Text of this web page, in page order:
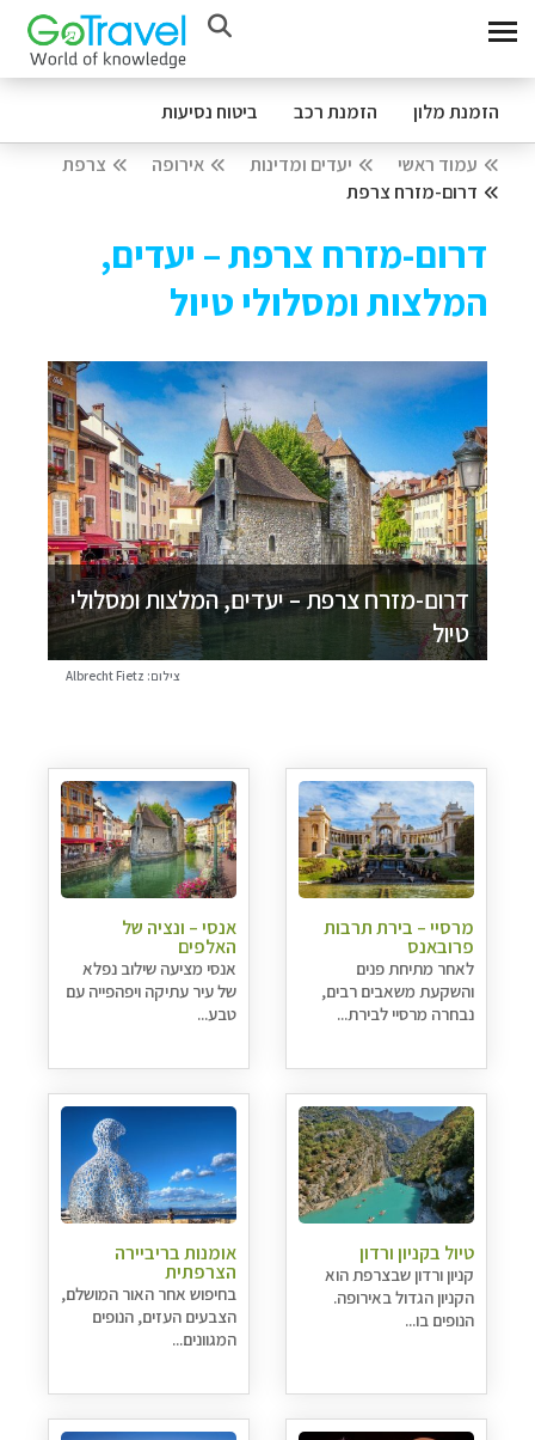
הזמנת מלון הזמנת רכב ביטוח נסיעות
עמוד ראשי יעדים ומדינות אירופה
צרפת
דרום-מזרח צרפת
דרום-מזרח צרפת – יעדים,
המלצות ומסלולי טיול
דרום-מזרח צרפת – יעדים, המלצות ומסלולי
טיול
צילום: Albrecht Fietz
מרסיי – בירת תרבות
פרובאנס
לאחר מתיחת פנים
והשקעת משאבים רבים,
נבחרה מרסיי לבירת...
אנסי – ונציה של
האלפים
אנסי מציעה שילוב נפלא
של עיר עתיקה ויפהפייה עם
טבע...
טיול בקניון ורדון
קניון ורדון שבצרפת הוא
הקניון הגדול באירופה.
הנופים בו...
אומנות בריביירה
הצרפתית
בחיפוש אחר האור המושלם,
הצבעים העזים, הנופים
המגוונים...